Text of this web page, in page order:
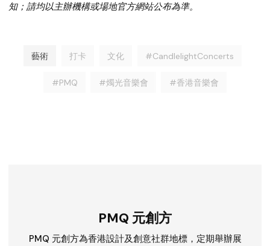
知；請均以主辦機構或場地官方網站公布為準。
藝術 打卡 文化 #CandlelightConcerts
#PMQ #燭光音樂會 #香港音樂會
PMQ 元創方
PMQ 元創方為香港設計及創意社群地標，定期舉辦展